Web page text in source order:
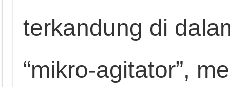
terkandung di
“mikro-agitator”,